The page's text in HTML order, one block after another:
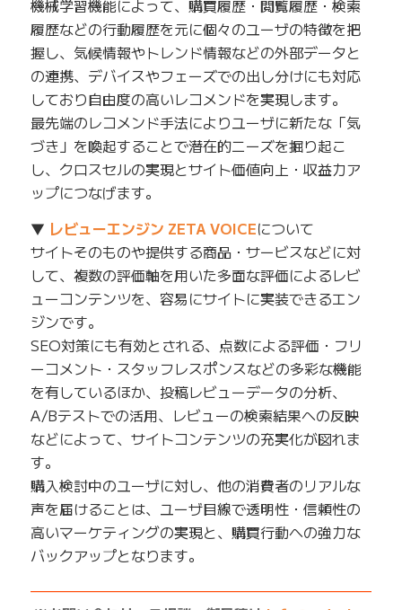
機械学習機能によって、購買履歴・閲覧履歴・検索
履歴などの行動履歴を元に個々のユーザの特徴を把
握し、気候情報やトレンド情報などの外部データと
の連携、デバイスやフェーズでの出し分けにも対応
しており自由度の高いレコメンドを実現します。
最先端のレコメンド手法によりユーザに新たな「気
づき」を喚起することで潜在的ニーズを掘り起こ
し、クロスセルの実現とサイト価値向上・収益力ア
ップにつなげます。
▼ レビューエンジン ZETA VOICEについて
サイトそのものや提供する商品・サービスなどに対
して、複数の評価軸を用いた多面な評価によるレビ
ューコンテンツを、容易にサイトに実装できるエン
ジンです。
SEO対策にも有効とされる、点数による評価・フリ
ーコメント・スタッフレスポンスなどの多彩な機能
を有しているほか、投稿レビューデータの分析、
A/Bテストでの活用、レビューの検索結果への反映
などによって、サイトコンテンツの充実化が図れま
す。
購入検討中のユーザに対し、他の消費者のリアルな
声を届けることは、ユーザ目線で透明性・信頼性の
高いマーケティングの実現と、購買行動への強力な
バックアップとなります。